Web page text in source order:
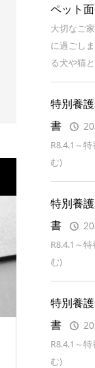
ペット
大切なご
に過ごし
る犬や猫
特別養
書
R8.4.1～
む)
特別養
書
R8.4.1～
む)
特別養
書
R8.4.1～
む)